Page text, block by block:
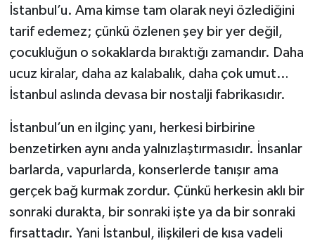
İstanbul’u. Ama kimse tam olarak neyi özlediğini
tarif edemez; çünkü özlenen şey bir yer değil,
çocukluğun o sokaklarda bıraktığı zamandır. Daha
ucuz kiralar, daha az kalabalık, daha çok umut…
İstanbul aslında devasa bir nostalji fabrikasıdır.
İstanbul’un en ilginç yanı, herkesi birbirine
benzetirken aynı anda yalnızlaştırmasıdır. İnsanlar
barlarda, vapurlarda, konserlerde tanışır ama
gerçek bağ kurmak zordur. Çünkü herkesin aklı bir
sonraki durakta, bir sonraki işte ya da bir sonraki
fırsattadır. Yani İstanbul, ilişkileri de kısa vadeli